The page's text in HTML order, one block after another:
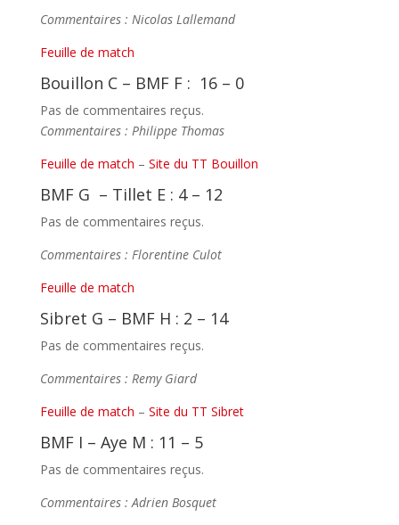
Commentaires : Nicolas Lallemand
Feuille de match
Bouillon C – BMF F : 16 – 0
Pas de commentaires reçus.
Commentaires : Philippe Thomas
Feuille de match – Site du TT Bouillon
BMF G – Tillet E : 4 – 12
Pas de commentaires reçus.
Commentaires : Florentine Culot
Feuille de match
Sibret G – BMF H : 2 – 14
Pas de commentaires reçus.
Commentaires : Remy Giard
Feuille de match – Site du TT Sibret
BMF I – Aye M : 11 – 5
Pas de commentaires reçus.
Commentaires : Adrien Bosquet